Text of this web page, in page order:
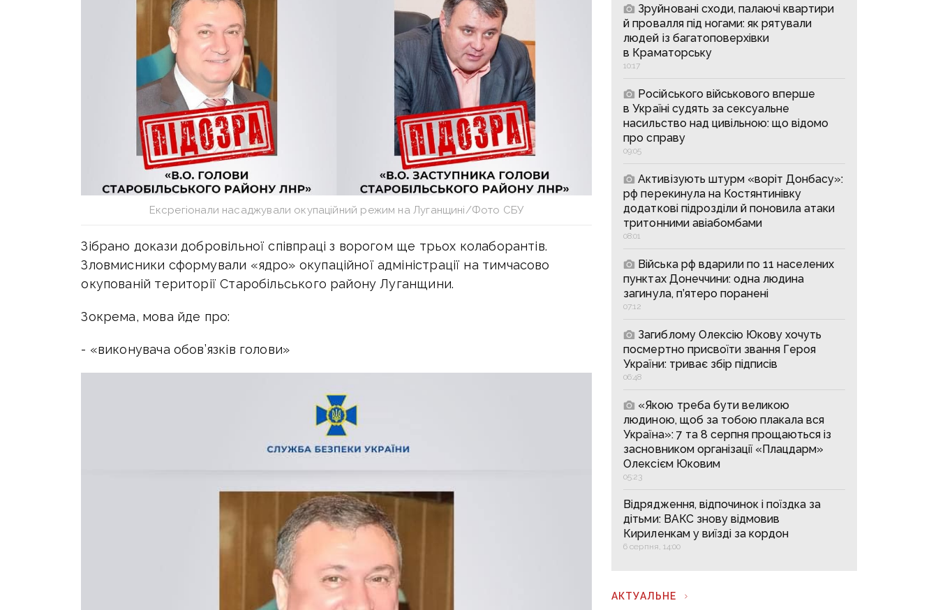
Ексрегіонали насаджували окупаційний режим на Луганщині/Фото СБУ
Зібрано докази добровільної співпраці з ворогом ще трьох колаборантів.
Зловмисники сформували «ядро» окупаційної адміністрації на тимчасово
окупованій території Старобільського району Луганщини.
Зокрема, мова йде про:
- «виконувача обов’язків голови»
Зруйновані сходи, палаючі квартири
й провалля під ногами: як рятували
людей із багатоповерхівки
в Краматорську
10:17
Російського військового вперше
в Україні судять за сексуальне
насильство над цивільною: що відомо
про справу
09:05
Активізують штурм «воріт Донбасу»:
рф перекинула на Костянтинівку
додаткові підрозділи й поновила атаки
тритонними авіабомбами
08:01
Війська рф вдарили по 11 населених
пунктах Донеччини: одна людина
загинула, п’ятеро поранені
07:12
Загиблому Олексію Юкову хочуть
посмертно присвоїти звання Героя
України: триває збір підписів
06:48
«Якою треба бути великою
людиною, щоб за тобою плакала вся
Україна»: 7 та 8 серпня прощаються із
засновником організації «Плацдарм»
Олексієм Юковим
05:23
Відрядження, відпочинок і поїздка за
дітьми: ВАКС знову відмовив
Кириленкам у виїзді за кордон
6 серпня, 14:00
АКТУАЛЬНЕ